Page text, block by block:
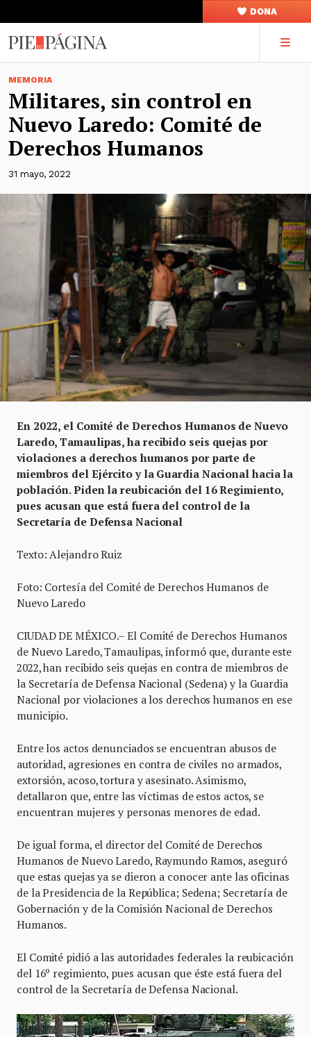
DONA
MEMORIA
Militares, sin control en
Nuevo Laredo: Comité de
Derechos Humanos
31 mayo, 2022
En 2022, el Comité de Derechos Humanos de Nuevo
Laredo, Tamaulipas, ha recibido seis quejas por
violaciones a derechos humanos por parte de
miembros del Ejército y la Guardia Nacional hacia la
población. Piden la reubicación del 16 Regimiento,
pues acusan que está fuera del control de la
Secretaría de Defensa Nacional
Texto: Alejandro Ruiz
Foto: Cortesía del Comité de Derechos Humanos de
Nuevo Laredo
CIUDAD DE MÉXICO.– El Comité de Derechos Humanos
de Nuevo Laredo, Tamaulipas, informó que, durante este
2022, han recibido seis quejas en contra de miembros de
la Secretaría de Defensa Nacional (Sedena) y la Guardia
Nacional por violaciones a los derechos humanos en ese
municipio.
Entre los actos denunciados se encuentran abusos de
autoridad, agresiones en contra de civiles no armados,
extorsión, acoso, tortura y asesinato. Asimismo,
detallaron que, entre las víctimas de estos actos, se
encuentran mujeres y personas menores de edad.
De igual forma, el director del Comité de Derechos
Humanos de Nuevo Laredo, Raymundo Ramos, aseguró
que estas quejas ya se dieron a conocer ante las oficinas
de la Presidencia de la República; Sedena; Secretaría de
Gobernación y de la Comisión Nacional de Derechos
Humanos.
El Comité pidió a las autoridades federales la reubicación
del 16º regimiento, pues acusan que éste está fuera del
control de la Secretaría de Defensa Nacional.